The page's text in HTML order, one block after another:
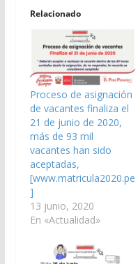
Relacionado
Proceso de asignación
de vacantes finaliza el
21 de junio de 2020,
más de 93 mil
vacantes han sido
aceptadas,
[www.matricula2020.pe
]
13 junio, 2020
En «Actualidad»